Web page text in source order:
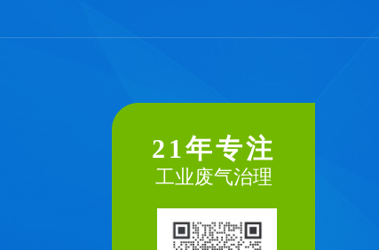
21年专注
工业废气治理